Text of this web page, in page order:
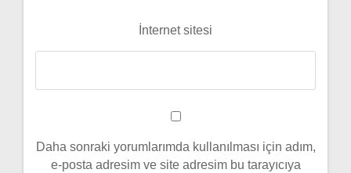
İnternet sitesi
Daha sonraki yorumlarımda kullanılması için adım,
e-posta adresim ve site adresim bu tarayıcıya